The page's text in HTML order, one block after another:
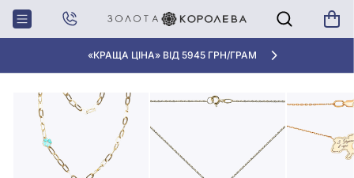
«КРАЩА ЦІНА» ВІД 5945 ГРН/ГРАМ
Головна Кольє, Ювелірні шнурки Декоративні кольє
ДЕКОРАТИВНІ КОЛЬЄ